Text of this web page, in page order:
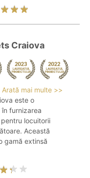
Craiova
Arată mai multe >>
este o
furnizarea
locuitorii
Această
gamă extinsă